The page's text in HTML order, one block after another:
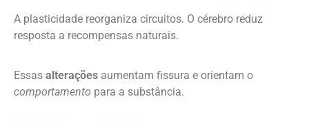
A plasticidade reorganiza circuitos. O cérebro reduz
resposta a recompensas naturais.
Essas alterações aumentam fissura e orientam o
comportamento para a substância.